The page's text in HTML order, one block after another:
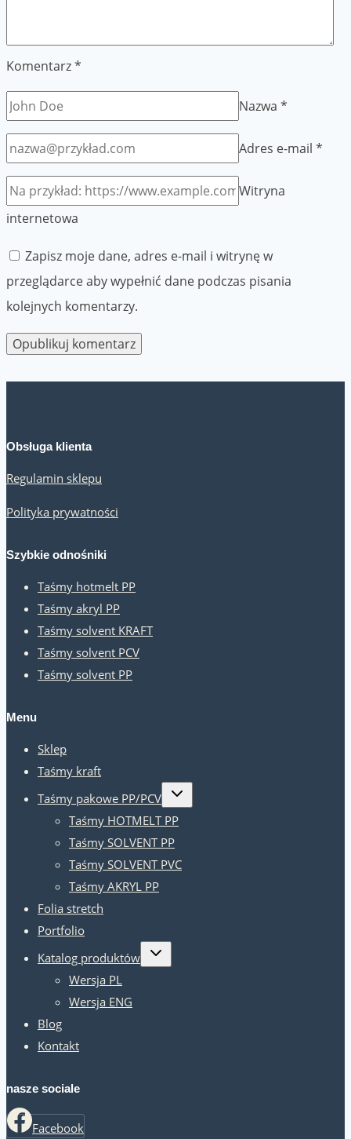
Komentarz*
Nazwa *
Adres e-mail *
Witryna
internetowa
Zapisz moje dane, adres e-mail i witrynę w
przeglądarce aby wypełnić dane podczas pisania
kolejnych komentarzy.
Obsługa klienta
Regulamin sklepu
Polityka prywatności
Szybkie odnośniki
Taśmy hotmelt PP
Taśmy akryl PP
Taśmy solvent KRAFT
Taśmy solvent PCV
Taśmy solvent PP
Menu
Sklep
Taśmy kraft
Taśmy pakowe PP/PCV
Przełączanie
Taśmy HOTMELT PP
Taśmy SOLVENT PP
Taśmy SOLVENT PVC
Taśmy AKRYL PP
Folia stretch
Portfolio
Katalog produktów
Przełączanie
Wersja PL
Wersja ENG
Blog
Kontakt
nasze sociale
Facebook